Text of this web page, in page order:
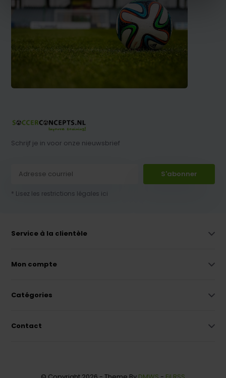
Schrijf je in voor onze nieuwsbrief
S'abonner
* Lisez les restrictions légales ici
Service à la clientèle
Mon compte
Catégories
Contact